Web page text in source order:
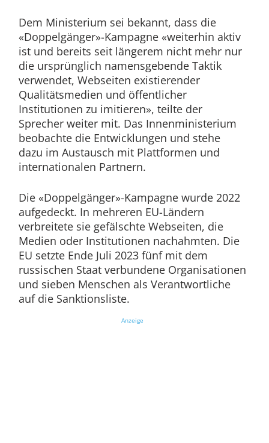
Dem Ministerium sei bekannt, dass die
«Doppelgänger»-Kampagne «weiterhin aktiv
ist und bereits seit längerem nicht mehr nur
die ursprünglich namensgebende Taktik
verwendet, Webseiten existierender
Qualitätsmedien und öffentlicher
Institutionen zu imitieren», teilte der
Sprecher weiter mit. Das Innenministerium
beobachte die Entwicklungen und stehe
dazu im Austausch mit Plattformen und
internationalen Partnern.
Die «Doppelgänger»-Kampagne wurde 2022
aufgedeckt. In mehreren EU-Ländern
verbreitete sie gefälschte Webseiten, die
Medien oder Institutionen nachahmten. Die
EU setzte Ende Juli 2023 fünf mit dem
russischen Staat verbundene Organisationen
und sieben Menschen als Verantwortliche
auf die Sanktionsliste.
Anzeige